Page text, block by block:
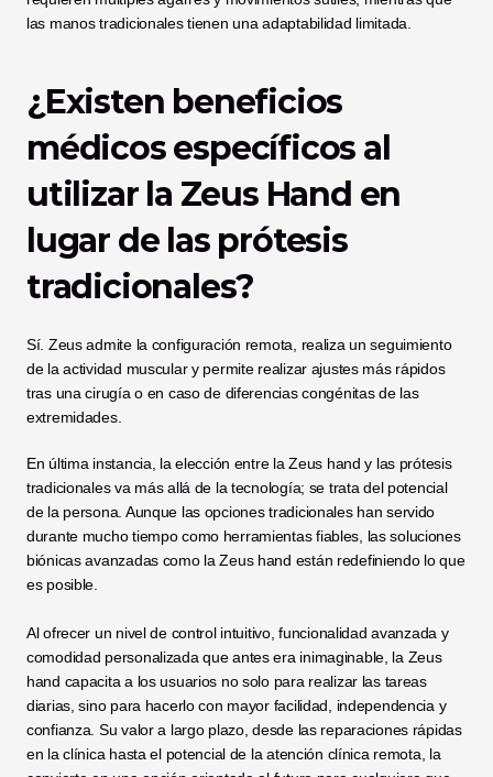
las manos tradicionales tienen una adaptabilidad limitada.
¿Existen beneficios
médicos específicos al
utilizar la Zeus Hand en
lugar de las prótesis
tradicionales?
Sí. Zeus admite la configuración remota, realiza un seguimiento
de la actividad muscular y permite realizar ajustes más rápidos
tras una cirugía o en caso de diferencias congénitas de las
extremidades.
En última instancia, la elección entre la Zeus hand y las prótesis
tradicionales va más allá de la tecnología; se trata del potencial
de la persona. Aunque las opciones tradicionales han servido
durante mucho tiempo como herramientas fiables, las soluciones
biónicas avanzadas como la Zeus hand están redefiniendo lo que
es posible.
Al ofrecer un nivel de control intuitivo, funcionalidad avanzada y
comodidad personalizada que antes era inimaginable, la Zeus
hand capacita a los usuarios no solo para realizar las tareas
diarias, sino para hacerlo con mayor facilidad, independencia y
confianza. Su valor a largo plazo, desde las reparaciones rápidas
en la clínica hasta el potencial de la atención clínica remota, la